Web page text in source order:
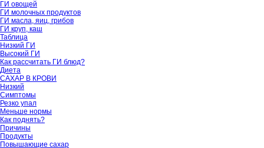
ГИ овощей
ГИ молочных продуктов
ГИ масла, яиц, грибов
ГИ круп, каш
Таблица
Низкий ГИ
Высокий ГИ
Как рассчитать ГИ блюд?
Диета
САХАР В КРОВИ
Низкий
Симптомы
Резко упал
Меньше нормы
Как поднять?
Причины
Продукты
Повышающие сахар